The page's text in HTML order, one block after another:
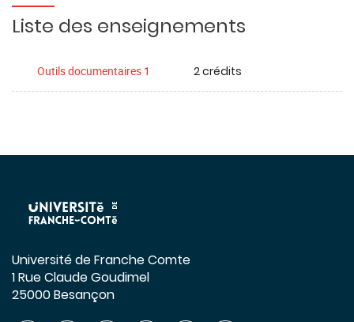
Liste des enseignements
Outils documentaires 1 2 crédits
Université de Franche Comte
1 Rue Claude Goudimel
25000 Besançon